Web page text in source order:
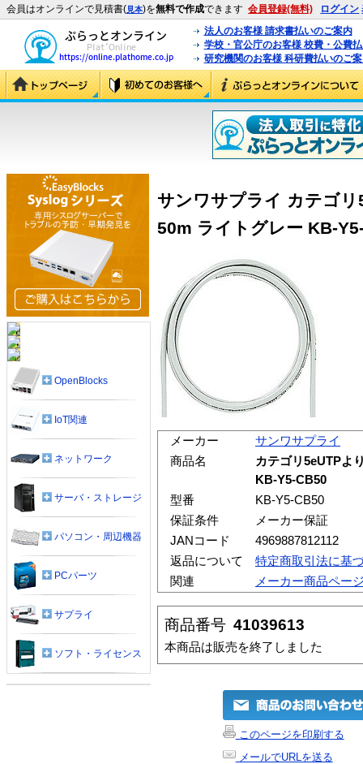
会員はオンラインで見積書(見本)を無料で作成できます 会員登録(無料) ログイン
法人のお客様 請求書払いのご案内
学校・官公庁のお客様 校費・公費
研究機関のお客様 科研費払いのご
サンワサプライ カテゴ
50m ライトグレー KB-
メーカー
サンワサプライ
商品名
カテゴリ5eUTPよ
KB-Y5-CB50
型番
KB-Y5-CB50
保証条件
メーカー保証
JANコード
4969887812112
返品について
特定商取引法に基
関連
メーカー商品ペー
商品番号 41039613
本商品は販売を終了しました
このページを印刷する
メールでURLを送る
OpenBlocks
IoT関連
ネットワーク
サーバ・ストレージ
パソコン・周辺機器
PCパーツ
サプライ
ソフト・ライセンス